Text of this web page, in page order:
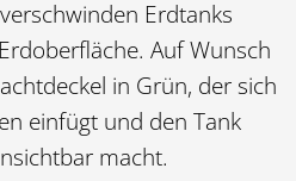
Erdtanks
Auf Wunsch
in Grün, der sich
einfügt und den Tank
macht.